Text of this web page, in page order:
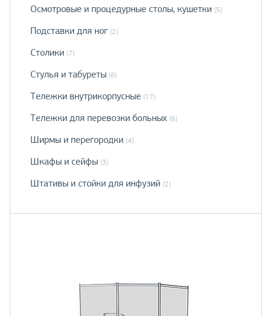
Осмотровые и процедурные столы, кушетки (5)
Подставки для ног (2)
Столики (7)
Стулья и табуреты (6)
Тележки внутрикорпусные (17)
Тележки для перевозки больных (6)
Ширмы и перегородки (4)
Шкафы и сейфы (3)
Штативы и стойки для инфузий (2)